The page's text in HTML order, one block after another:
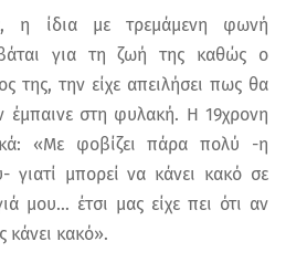
η ίδια με τρεμάμενη φωνή
για τη ζωή της καθώς ο
της, την είχε απειλήσει πως θα
έμπαινε στη φυλακή. Η 19χρονη
«Με φοβίζει πάρα πολύ -η
γιατί μπορεί να κάνει κακό σε
μου… έτσι μας είχε πει ότι αν
κάνει κακό».